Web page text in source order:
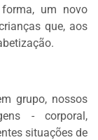
um novo
que, aos
grupo, nossos
- corporal,
situações de